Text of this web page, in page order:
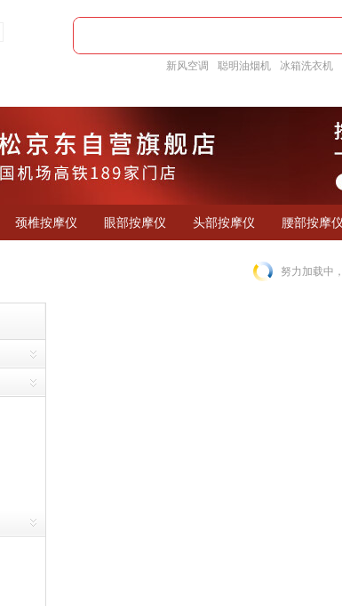
新风空调 聪明油烟机 冰箱洗衣机
颈椎按摩仪 眼部按摩仪 头部按摩仪 腰部按摩仪
努力加载中